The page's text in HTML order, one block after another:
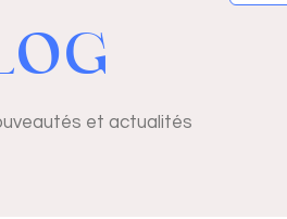
et actualités